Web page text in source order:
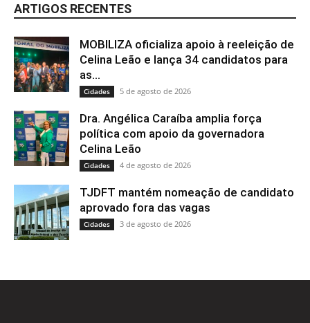
ARTIGOS RECENTES
MOBILIZA oficializa apoio à reeleição de
Celina Leão e lança 34 candidatos para
as...
Cidades 5 de agosto de 2026
Dra. Angélica Caraíba amplia força
política com apoio da governadora
Celina Leão
Cidades 4 de agosto de 2026
TJDFT mantém nomeação de candidato
aprovado fora das vagas
Cidades 3 de agosto de 2026